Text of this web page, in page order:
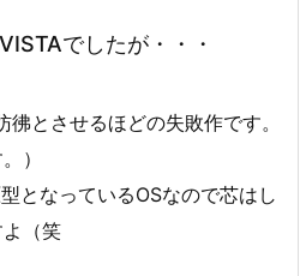
でしたが・・・
とさせるほどの失敗作です。
）
となっているOSなので芯はし
（笑